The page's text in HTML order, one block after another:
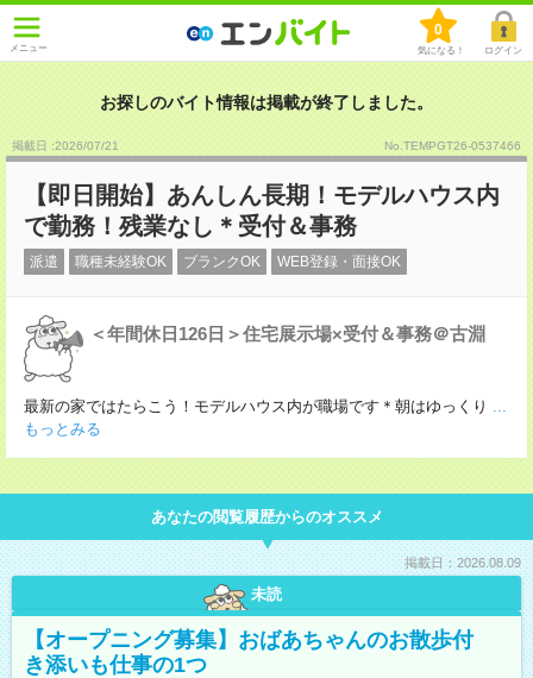
メニュー
0
気になる！ ログイン
お探しのバイト情報は掲載が終了しました。
掲載日 :2026/07/21 No.TEMPGT26-0537466
【即日開始】あんしん長期！モデルハウス内
で勤務！残業なし＊受付＆事務
派遣 職種未経験OK ブランクOK WEB登録・面接OK
＜年間休日126日＞住宅展示場×受付＆事務＠古淵
最新の家ではたらこう！モデルハウス内が職場です＊朝はゆっくり ...
もっとみる
あなたの閲覧履歴からのオススメ
掲載日：2026.08.09
未読
【オープニング募集】おばあちゃんのお散歩付
き添いも仕事の1つ